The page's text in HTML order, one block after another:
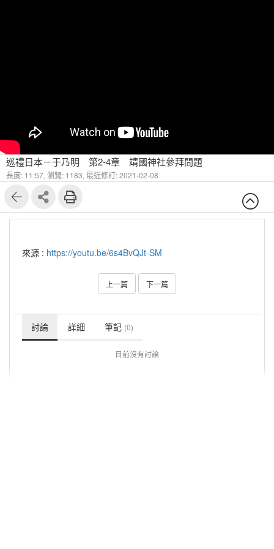
巡禮日本－于乃明 第2-4章 靖國神社參拜問題
長度: 11:57, 瀏覽: 1183, 最近修訂: 2021-02-08
來源 : https://youtu.be/6s4BvQJt-SM
上一篇 下一篇
討論 詳細 筆記 (0)
目前沒有討論